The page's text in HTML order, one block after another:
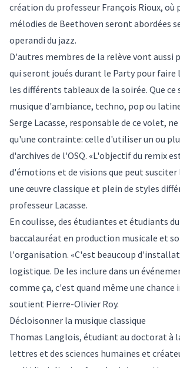
création du professeur François Rioux, où
mélodies de Beethoven seront abordées
operandi du jazz.
D'autres membres de la relève vont aussi
qui seront joués durant le Party pour
les différents tableaux de la soirée. Que
musique d'ambiance, techno, pop ou
Serge Lacasse, responsable de ce volet,
qu'une contrainte: celle d'utiliser un ou
d'archives de l'OSQ. «L'objectif du remix
d'émotions et de visions que peut susciter
une œuvre classique et plein de styles
professeur Lacasse.
En coulisse, des étudiantes et étudiants
baccalauréat en production musicale et
l'organisation. «C'est beaucoup
logistique. De les inclure dans un
comme ça, c'est quand même une chance
soutient Pierre-Olivier Roy.
Décloisonner la musique classique
Thomas Langlois, étudiant au doctorat à
lettres et des sciences humaines et